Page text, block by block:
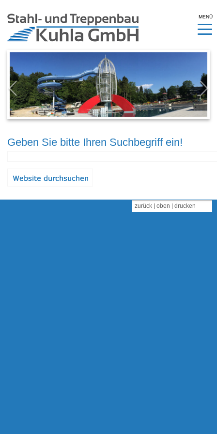
MENÜ
Geben Sie bitte Ihren Suchbegriff ein!
zurück oben drucken